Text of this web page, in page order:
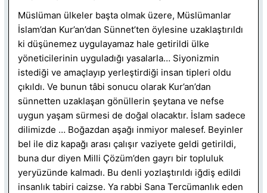
Müslüman ülkeler başta olmak üzere, Müslümanlar
İslam’dan Kur’an’dan Sünnet’ten öylesine uzaklaştırıldı
ki düşünemez uygulayamaz hale getirildi ülke
yöneticilerinin uyguladığı yasalarla… Siyonizmin
istediği ve amaçlayıp yerleştirdiği insan tipleri oldu
çıkıldı. Ve bunun tâbi sonucu olarak Kur’an’dan
sünnetten uzaklaşan gönüllerin şeytana ve nefse
uygun yaşam sürmesi de doğal olacaktır. İslam sadece
dilimizde … Boğazdan aşağı inmiyor malesef. Beyinler
bel ile diz kapağı arası çalışır vaziyete geldi getirildi,
buna dur diyen Milli Çözüm’den gayrı bir topluluk
yeryüzünde kalmadı. Bu denli yozlaştırıldı iğdiş edildi
insanlık tabiri caizse. Ya rabbi Sana Tercümanlık eden